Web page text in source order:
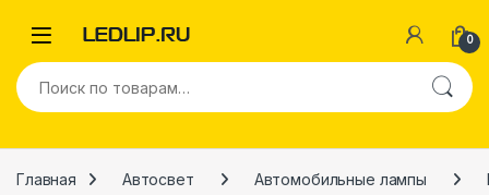
0
Искать:
Главная Автосвет Автомобильные лампы